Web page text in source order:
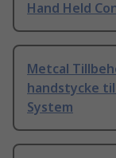
Hand Held
Metcal
handstycke
System